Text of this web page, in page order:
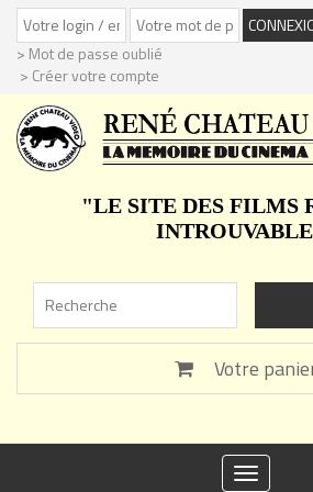
> Mot de passe oublié
> Créer votre compte
"LE SITE DES FILMS
Votre
Toggle